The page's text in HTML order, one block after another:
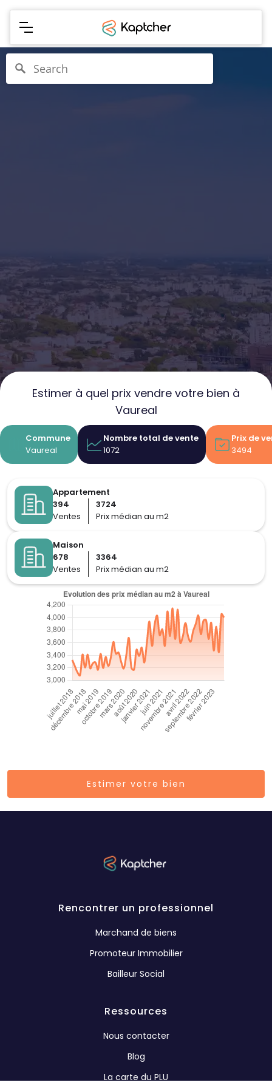
Estimer à quel prix vendre votre bien à
Vaureal
Commune
Vaureal
Nombre total de vente
1072
Prix de
3494
Appartement
394
Ventes
3724
Prix médian au m2
Maison
678
Ventes
3364
Prix médian au m2
Estimer votre bien
Rencontrer un professionnel
Marchand de biens
Promoteur Immobilier
Bailleur Social
Ressources
Nous contacter
Blog
La carte du PLU